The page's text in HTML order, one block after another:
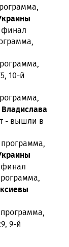
финал
10-й
- вышли в
финал
9-й